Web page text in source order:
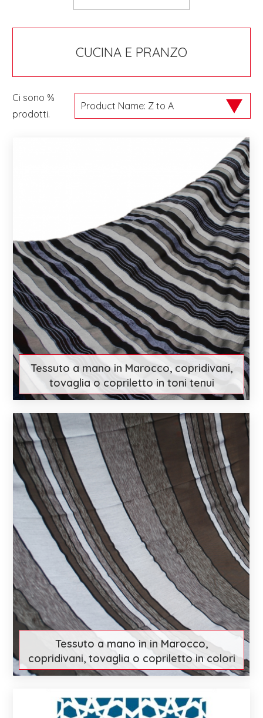
CUCINA E PRANZO
Ci sono %
prodotti.
Tessuto a mano in Marocco, copridivani,
tovaglia o copriletto in toni tenui
€ 84 Scopri di più
Tessuto a mano in in Marocco,
copridivani, tovaglia o copriletto in colori
tenui